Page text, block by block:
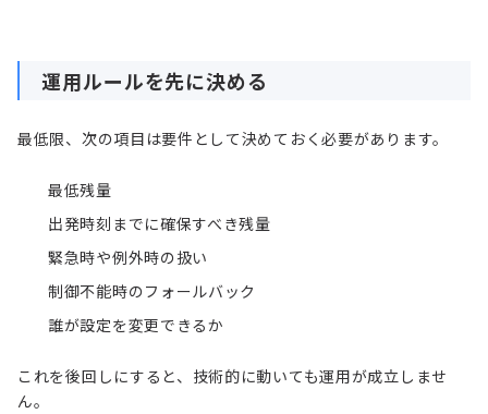
運用ルールを先に決める
最低限、次の項目は要件として決めておく必要があります。
最低残量
出発時刻までに確保すべき残量
緊急時や例外時の扱い
制御不能時のフォールバック
誰が設定を変更できるか
これを後回しにすると、技術的に動いても運用が成立しませ
ん。